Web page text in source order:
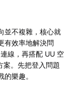
並不複雜，核心就
有效率地解決問
線，再搭配 UU 空
案。先把登入問題
樂趣。